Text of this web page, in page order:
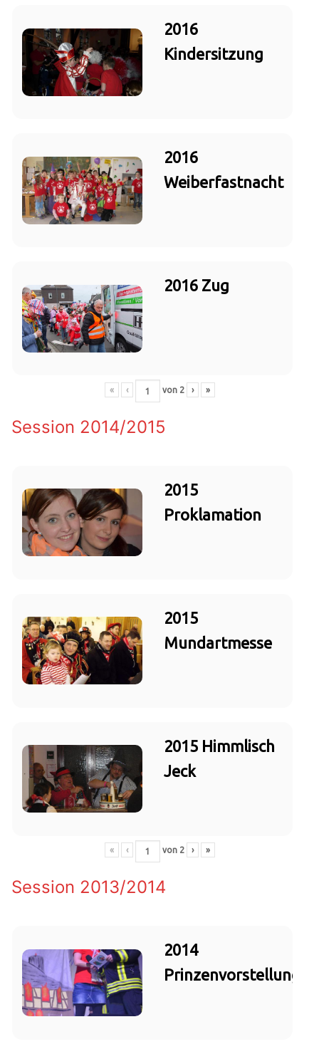
2016
Kindersitzung
2016
Weiberfastnacht
2016 Zug
« ‹ von 2 › »
Session 2014/2015
2015
Proklamation
2015
Mundartmesse
2015 Himmlisch
Jeck
« ‹ von 2 › »
Session 2013/2014
2014
Prinzenvorstellung